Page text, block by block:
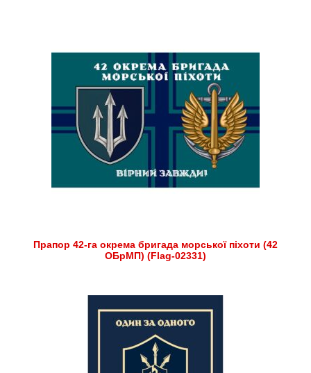
Прапор 42-га окрема бригада морської піхоти (42
ОБрМП) (Flag-02331)